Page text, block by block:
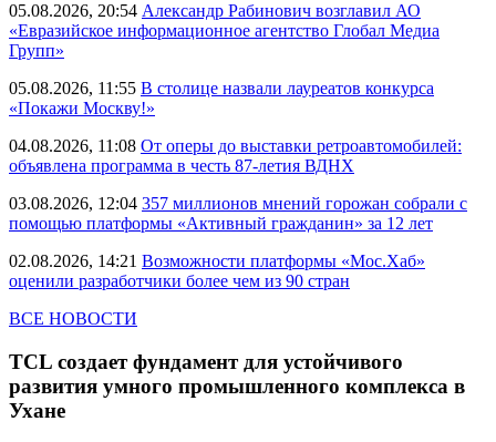
05.08.2026, 20:54 Александр Рабинович возглавил АО
«Евразийское информационное агентство Глобал Медиа
Групп»
05.08.2026, 11:55 В столице назвали лауреатов конкурса
«Покажи Москву!»
04.08.2026, 11:08 От оперы до выставки ретроавтомобилей:
объявлена программа в честь 87-летия ВДНХ
03.08.2026, 12:04 357 миллионов мнений горожан собрали с
помощью платформы «Активный гражданин» за 12 лет
02.08.2026, 14:21 Возможности платформы «Мос.Хаб»
оценили разработчики более чем из 90 стран
ВСЕ НОВОСТИ
TCL создает фундамент для устойчивого
развития умного промышленного комплекса в
Ухане